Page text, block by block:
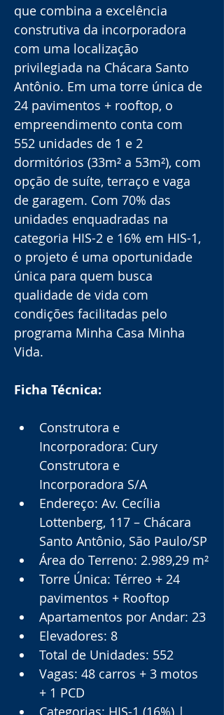
que combina a excelência
construtiva da incorporadora
com uma localização
privilegiada na Chácara Santo
Antônio. Em uma torre única de
24 pavimentos + rooftop, o
empreendimento conta com
552 unidades de 1 e 2
dormitórios (33m² a 53m²), com
opção de suíte, terraço e vaga
de garagem. Com 70% das
unidades enquadradas na
categoria HIS-2 e 16% em HIS-1,
o projeto é uma oportunidade
única para quem busca
qualidade de vida com
condições facilitadas pelo
programa Minha Casa Minha
Vida.
Ficha Técnica:
Construtora e
Incorporadora: Cury
Construtora e
Incorporadora S/A
Endereço: Av. Cecília
Lottenberg, 117 – Chácara
Santo Antônio, São Paulo/SP
Área do Terreno: 2.989,29 m²
Torre Única: Térreo + 24
pavimentos + Rooftop
Apartamentos por Andar: 23
Elevadores: 8
Total de Unidades: 552
Vagas: 48 carros + 3 motos
+ 1 PCD
Categorias: HIS-1 (16%) |